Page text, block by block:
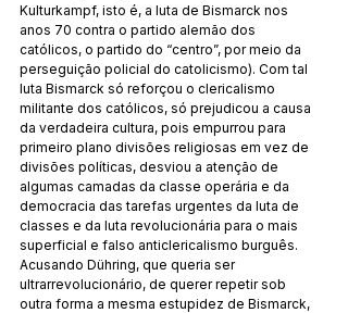
Kulturkampf, isto é, a luta de Bismarck nos
anos 70 contra o partido alemão dos
católicos, o partido do “centro”, por meio da
perseguição policial do catolicismo). Com tal
luta Bismarck só reforçou o clericalismo
militante dos católicos, só prejudicou a causa
da verdadeira cultura, pois empurrou para
primeiro plano divisões religiosas em vez de
divisões políticas, desviou a atenção de
algumas camadas da classe operária e da
democracia das tarefas urgentes da luta de
classes e da luta revolucionária para o mais
superficial e falso anticlericalismo burguês.
Acusando Dühring, que queria ser
ultrarrevolucionário, de querer repetir sob
outra forma a mesma estupidez de Bismarck,